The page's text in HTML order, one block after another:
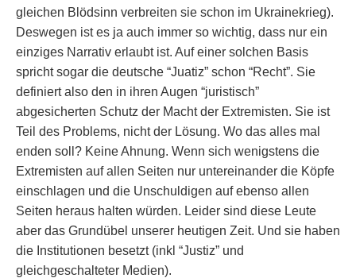
gleichen Blödsinn verbreiten sie schon im Ukrainekrieg).
Deswegen ist es ja auch immer so wichtig, dass nur ein
einziges Narrativ erlaubt ist. Auf einer solchen Basis
spricht sogar die deutsche “Juatiz” schon “Recht”. Sie
definiert also den in ihren Augen “juristisch”
abgesicherten Schutz der Macht der Extremisten. Sie ist
Teil des Problems, nicht der Lösung. Wo das alles mal
enden soll? Keine Ahnung. Wenn sich wenigstens die
Extremisten auf allen Seiten nur untereinander die Köpfe
einschlagen und die Unschuldigen auf ebenso allen
Seiten heraus halten würden. Leider sind diese Leute
aber das Grundübel unserer heutigen Zeit. Und sie haben
die Institutionen besetzt (inkl “Justiz” und
gleichgeschalteter Medien).